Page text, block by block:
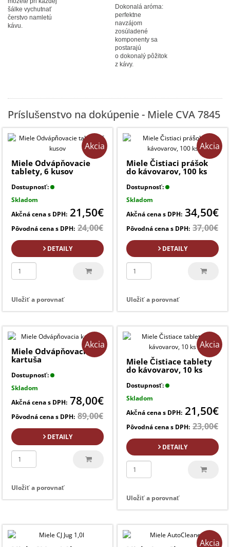
šálke vychutnať
čerstvo namletú
kávu.
Dokonalá aróma:
perfektne
navzájom
zosúladené
komponenty sa
postarajú
o dokonalý pôžitok
z kávy.
Príslušenstvo na dokúpenie - Miele CVA 7845
Akcia
Miele Odvápňovacie
tablety, 6 kusov
Dostupnosť:
Skladom
Akčná cena s DPH: 21,50€
Pôvodná cena s DPH: 24,00€
DETAILY
Uložiť a porovnať
Akcia
Miele Čistiaci prášok
do kávovarov, 100 ks
Dostupnosť:
Skladom
Akčná cena s DPH: 34,50€
Pôvodná cena s DPH: 37,00€
DETAILY
Uložiť a porovnať
Akcia
Miele Odvápňovacia
kartuša
Dostupnosť:
Skladom
Akčná cena s DPH: 78,00€
Pôvodná cena s DPH: 89,00€
DETAILY
Uložiť a porovnať
Akcia
Miele Čistiace tablety
do kávovarov, 10 ks
Dostupnosť:
Skladom
Akčná cena s DPH: 21,50€
Pôvodná cena s DPH: 23,00€
DETAILY
Uložiť a porovnať
Akcia